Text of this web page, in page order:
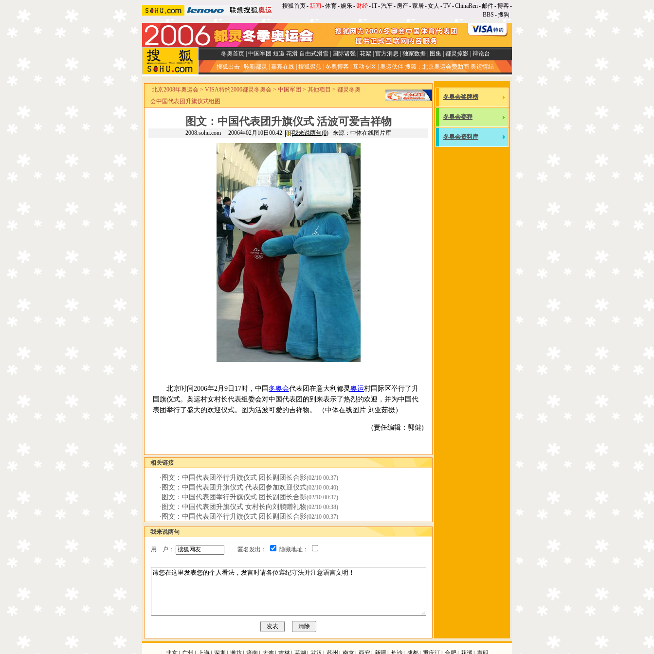
搜狐首页-新闻 -体育-娱乐- 财经-IT-汽车- 房产-家居-女人 -TV-ChinaRen-邮件-博客-
BBS -搜狗
冬奥首页| 中国军团 短道 花滑 自由式滑雪| 国际诸强| 花絮| 官方消息 独家数据| 图集| 都灵掠影| 辩论台
搜狐出击 聆听都灵 嘉宾在线 搜狐聚焦 冬奥博客 互动专区 奥运伙伴 搜狐：北京奥运会赞助商 奥运情结
北京2008年奥运会 > VISA特约2006都灵冬奥会 > 中国军团 > 其他项目 > 都灵冬奥
会中国代表团升旗仪式组图
图文：中国代表团升旗仪式 活波可爱吉祥物
2008.sohu.com 2006年02月10日00:42 我来说两句(0) 来源：中体在线图片库
北京时间2006年2月9日17时，中国 冬奥会代表团在意大利都灵奥运村国际区举行了升
国旗仪式。奥运村女村长代表组委会对中国代表团的到来表示了热烈的欢迎，并为中国代
表团举行了盛大的欢迎仪式。图为活波可爱的吉祥物。 （中体在线图片 刘亚茹摄）
(责任编辑：郭健)
相关链接
· 图文：中国代表团举行升旗仪式 团长副团长合影(02/10 00:37)
· 图文：中国代表团升旗仪式 代表团参加欢迎仪式(02/10 00:40)
· 图文：中国代表团举行升旗仪式 团长副团长合影(02/10 00:37)
· 图文：中国代表团升旗仪式 女村长向刘鹏赠礼物(02/10 00:38)
· 图文：中国代表团举行升旗仪式 团长副团长合影(02/10 00:37)
我来说两句
用 户： 匿名发出： 隐藏地址：
冬奥会奖牌榜
冬奥会赛程
冬奥会资料库